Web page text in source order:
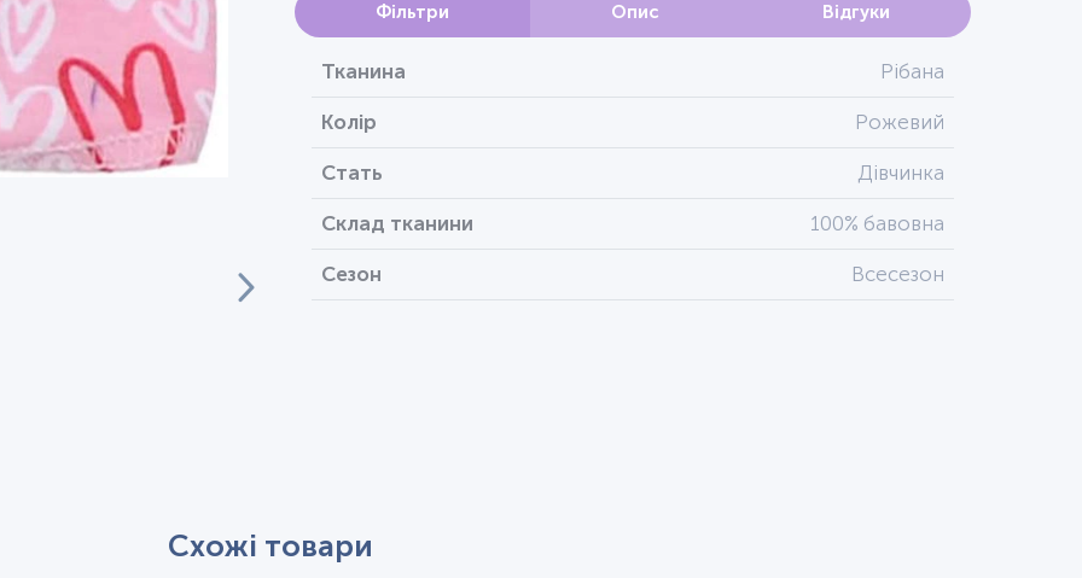
Фільтри Опис Відгуки
Тканина Рібана
Колір Рожевий
Стать Дівчинка
Склад тканини 100% бавовна
Сезон Всесезон
Схожі товари